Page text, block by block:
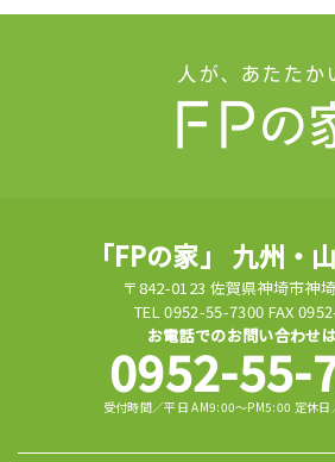
「FPの家」 九州・
〒842-0123 佐賀県神埼市神
TEL 0952-55-7300 FAX
お電話でのお問い合わせ
0952-55-
受付時間／平日 AM9:00～PM5:00 定休日